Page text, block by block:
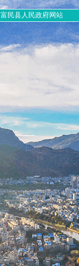
民县人民政府网站